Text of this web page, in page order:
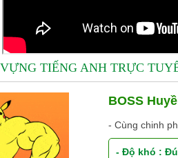
TIẾNG ANH TRỰC
BOSS
- Cùng chinh
- Độ khó :